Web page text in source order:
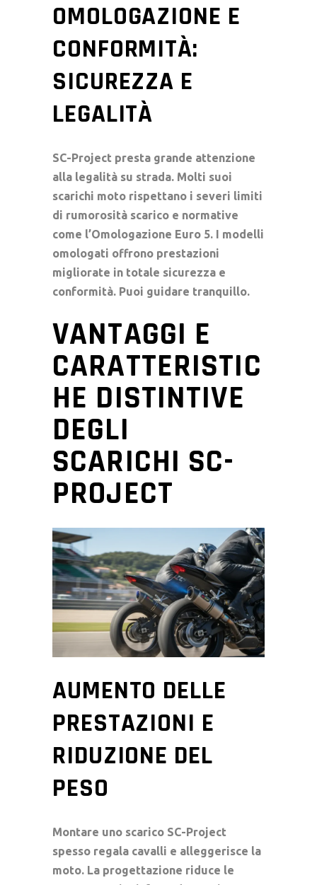
OMOLOGAZIONE E
CONFORMITÀ:
SICUREZZA E
LEGALITÀ
SC-Project presta grande attenzione
alla legalità su strada. Molti suoi
scarichi moto rispettano i severi limiti
di rumorosità scarico e normative
come l’Omologazione Euro 5. I modelli
omologati offrono prestazioni
migliorate in totale sicurezza e
conformità. Puoi guidare tranquillo.
VANTAGGI E
CARATTERISTIC
HE DISTINTIVE
DEGLI
SCARICHI SC-
PROJECT
AUMENTO DELLE
PRESTAZIONI E
RIDUZIONE DEL
PESO
Montare uno scarico SC-Project
spesso regala cavalli e alleggerisce la
moto. La progettazione riduce le